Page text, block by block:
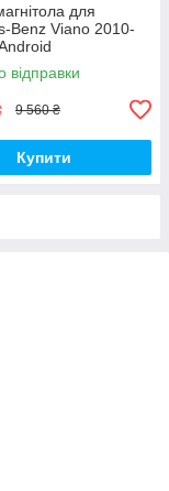
для
Benz Viano 2010-
відправки
9 560 ₴
Купити